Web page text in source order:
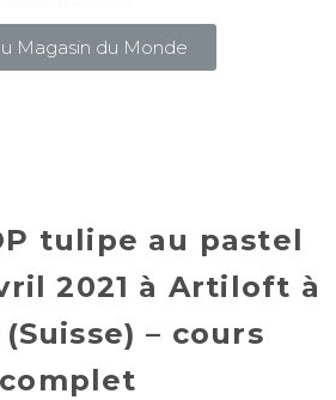
Magasin du Monde
tulipe au pastel
2021 à Artiloft à
– cours
complet